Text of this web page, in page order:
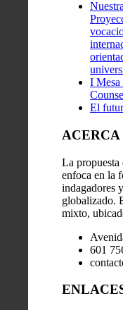
I
El
La
enfoca en la
indagadores
globalizado.
mixto,
601